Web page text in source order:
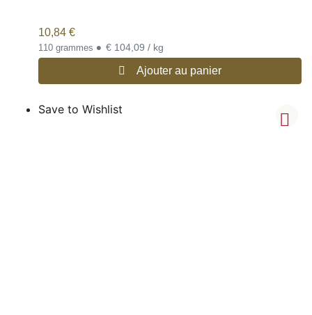
10,84 €
110 grammes • € 104,09 / kg
Ajouter au panier
Save to Wishlist